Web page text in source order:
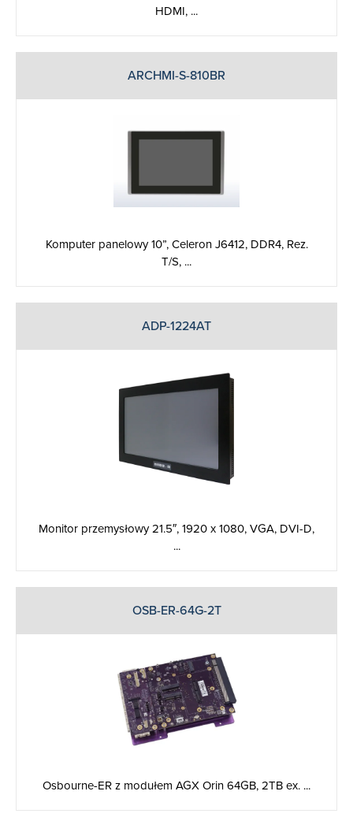
HDMI, ...
ARCHMI-S-810BR
Komputer panelowy 10”, Celeron J6412, DDR4, Rez.
T/S, ...
ADP-1224AT
Monitor przemysłowy 21.5″, 1920 x 1080, VGA, DVI-D,
...
OSB-ER-64G-2T
Osbourne-ER z modułem AGX Orin 64GB, 2TB ex. ...